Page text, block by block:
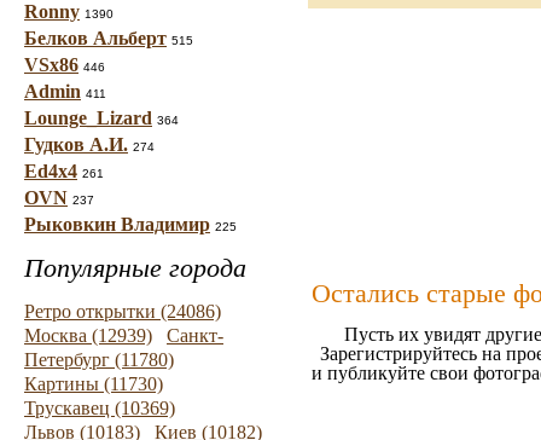
Ronny 1390
Белков Альберт 515
VSx86 446
Admin 411
Lounge_Lizard 364
Гудков А.И. 274
Ed4x4 261
OVN 237
Рыковкин Владимир 225
Популярные города
Ретро открытки (24086)
Москва (12939)
Санкт-
Петербург (11780)
Картины (11730)
Трускавец (10369)
Львов (10183)
Киев (10182)
Остались старые
Пусть их увидят
Зарегистрируйтесь на
и публикуйте свои